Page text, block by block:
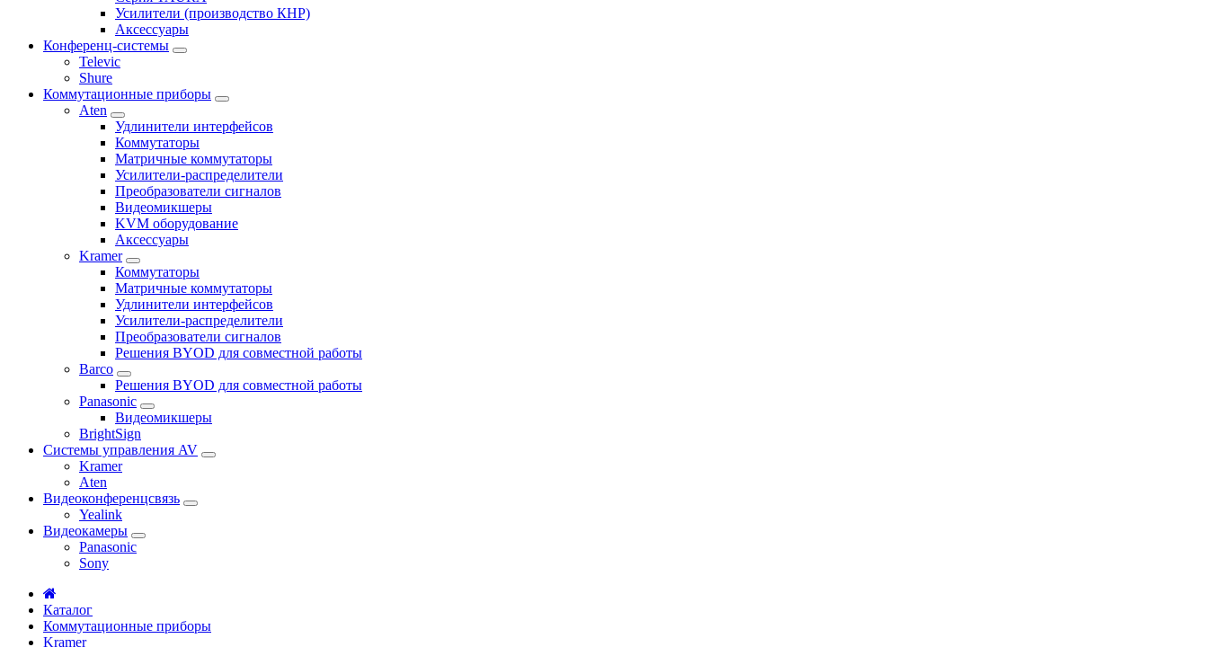
Усилители (производство КНР)
Аксессуары
Конференц-системы
Televic
Shure
Коммутационные приборы
Aten
Удлинители интерфейсов
Коммутаторы
Матричные коммутаторы
Усилители-распределители
Преобразователи сигналов
Видеомикшеры
KVM оборудование
Аксессуары
Kramer
Коммутаторы
Матричные коммутаторы
Удлинители интерфейсов
Усилители-распределители
Преобразователи сигналов
Решения BYOD для совместной работы
Barco
Решения BYOD для совместной работы
Panasonic
Видеомикшеры
BrightSign
Системы управления AV
Kramer
Aten
Видеоконференцсвязь
Yealink
Видеокамеры
Panasonic
Sony
Каталог
Коммутационные приборы
Kramer